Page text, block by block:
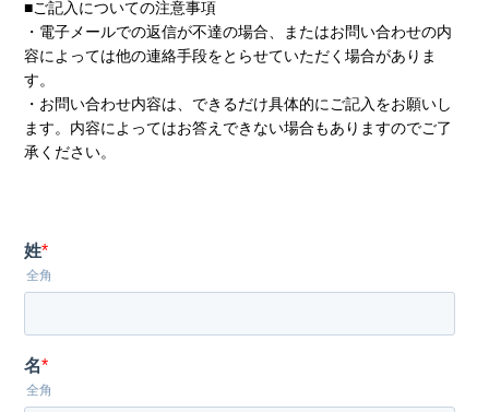
■ご記入についての注意事項
・電子メールでの返信が不達の場合、またはお問い合わせの内
容によっては他の連絡手段をとらせていただく場合がありま
す。
・お問い合わせ内容は、できるだけ具体的にご記入をお願いし
ます。内容によってはお答えできない場合もありますのでご了
承ください。